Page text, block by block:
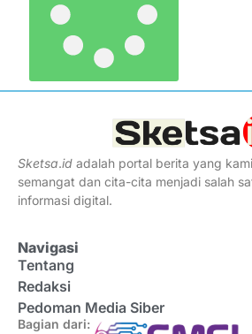
Sketsa.id adalah portal berita yang
semangat dan cita-cita menjadi salah
informasi digital.
Navigasi
Tentang
Redaksi
Pedoman Media Siber
Bagian dari: